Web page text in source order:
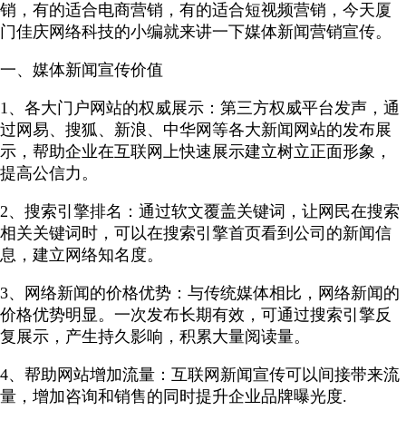
销，有的适合电商营销，有的适合短视频营销，今天厦
门佳庆网络科技的小编就来讲一下媒体新闻营销宣传。
一、媒体新闻宣传价值
1、各大门户网站的权威展示：第三方权威平台发声，通
过网易、搜狐、新浪、中华网等各大新闻网站的发布展
示，帮助企业在互联网上快速展示建立树立正面形象，
提高公信力。
2、搜索引擎排名：通过软文覆盖关键词，让网民在搜索
相关关键词时，可以在搜索引擎首页看到公司的新闻信
息，建立网络知名度。
3、网络新闻的价格优势：与传统媒体相比，网络新闻的
价格优势明显。一次发布长期有效，可通过搜索引擎反
复展示，产生持久影响，积累大量阅读量。
4、帮助网站增加流量：互联网新闻宣传可以间接带来流
量，增加咨询和销售的同时提升企业品牌曝光度.